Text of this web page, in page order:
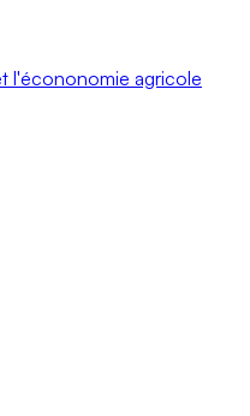
l'écononomie agricole